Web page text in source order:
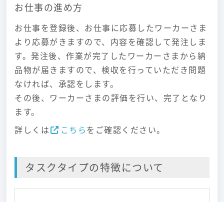
お仕事の進め方
お仕事を登録後、お仕事に応募したワーカーさま
より応募がきますので、内容を確認して発注しま
す。発注後、作業が完了したワーカーさまから納
品物が届きますので、検収を行っていただき問題
なければ、承認をします。
その後、ワーカーさまの評価を行い、完了となり
ます。
詳しくは
こちらをご確認ください。
タスクタイプの特徴について